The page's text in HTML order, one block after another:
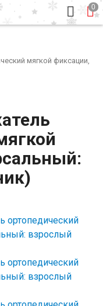
мягкой фиксации,